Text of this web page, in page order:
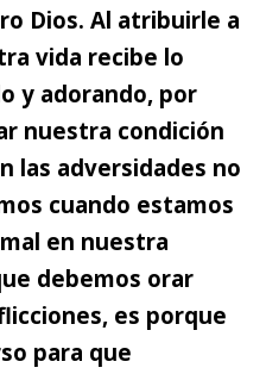
Dios. Al atribuirle a
vida recibe lo
y adorando, por
nuestra condición
las adversidades no
cuando estamos
en nuestra
debemos orar
es porque
para que